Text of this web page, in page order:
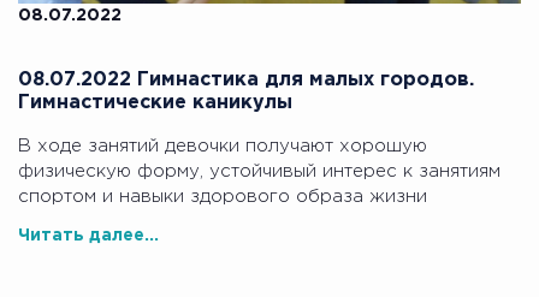
08.07.2022
08.07.2022 Гимнастика для малых городов.
Гимнастические каникулы
В ходе занятий девочки получают хорошую
физическую форму, устойчивый интерес к занятиям
спортом и навыки здорового образа жизни
Читать далее...